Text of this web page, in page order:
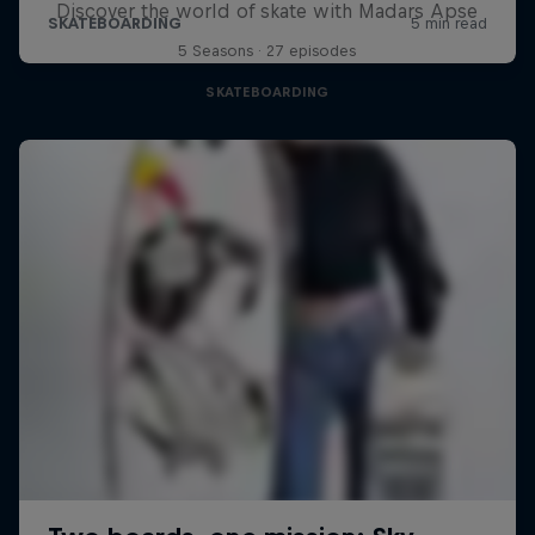
Discover the world of skate with Madars Apse
5 Seasons · 27 episodes
SKATEBOARDING